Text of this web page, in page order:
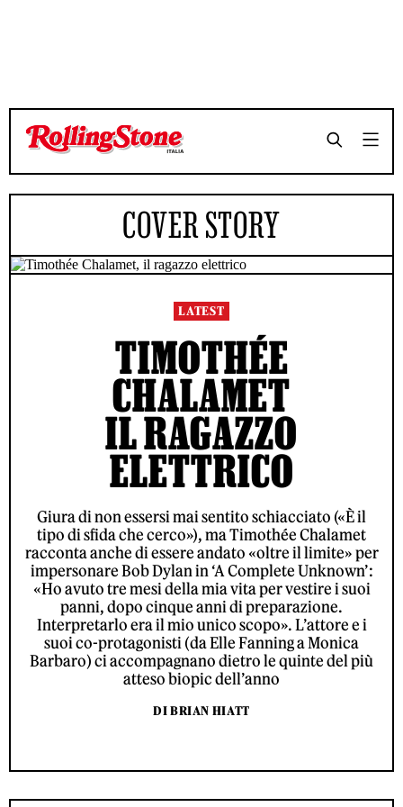
COVER STORY
LATEST
TIMOTHÉE
CHALAMET
IL RAGAZZO
ELETTRICO
Giura di non essersi mai sentito schiacciato («È il
tipo di sfida che cerco»), ma Timothée Chalamet
racconta anche di essere andato «oltre il limite» per
impersonare Bob Dylan in ‘A Complete Unknown’:
«Ho avuto tre mesi della mia vita per vestire i suoi
panni, dopo cinque anni di preparazione.
Interpretarlo era il mio unico scopo». L’attore e i
suoi co-protagonisti (da Elle Fanning a Monica
Barbaro) ci accompagnano dietro le quinte del più
atteso biopic dell’anno
DI BRIAN HIATT